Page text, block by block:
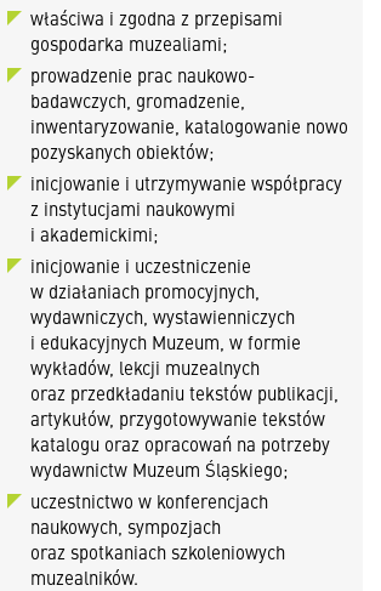
właściwa i zgodna z przepisami
gospodarka muzealiami;
prowadzenie prac naukowo-
badawczych, gromadzenie,
inwentaryzowanie, katalogowanie nowo
pozyskanych obiektów;
inicjowanie i utrzymywanie współpracy
z instytucjami naukowymi
i akademickimi;
inicjowanie i uczestniczenie
w działaniach promocyjnych,
wydawniczych, wystawienniczych
i edukacyjnych Muzeum, w formie
wykładów, lekcji muzealnych
oraz przedkładaniu tekstów publikacji,
artykułów, przygotowywanie tekstów
katalogu oraz opracowań na potrzeby
wydawnictw Muzeum Śląskiego;
uczestnictwo w konferencjach
naukowych, sympozjach
oraz spotkaniach szkoleniowych
muzealników.